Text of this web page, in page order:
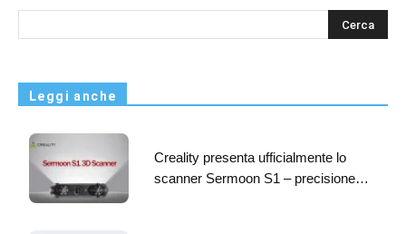
s
Leggi anche
Creality presenta ufficialmente lo
scanner Sermoon S1 – precisione…